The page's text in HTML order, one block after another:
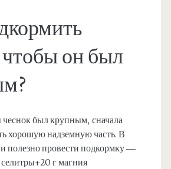
он был
был крупным, сначала
хорошую надземную часть. В
полезно провести подкормку —
г магния